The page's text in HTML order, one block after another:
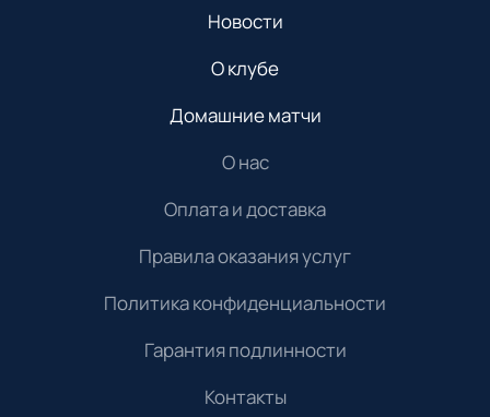
Новости
О клубе
Домашние матчи
О нас
Оплата и доставка
Правила оказания услуг
Политика конфиденциальности
Гарантия подлинности
Контакты